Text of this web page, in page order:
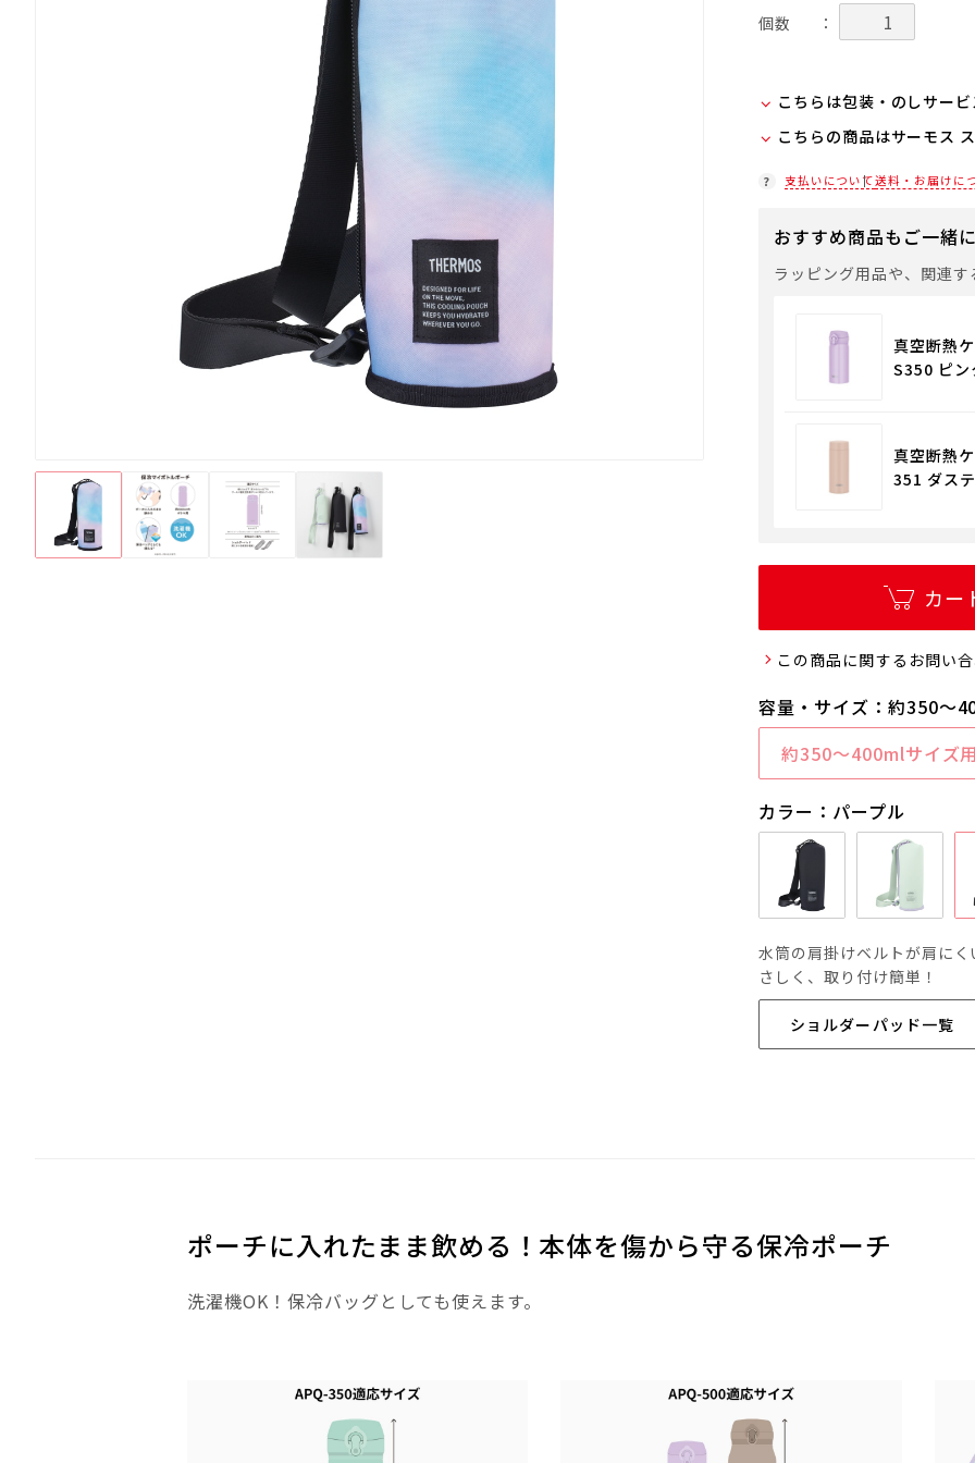
個数 ：
こちらは包装・のしサー
当商品は弊社でのお包み
お客様ご自身で包装する
セルフラッピング用のギ
通常商品用ギフト用品
パーソナライズサービ
こちらの商品はサーモス
在庫状況につきましては
支払いについて送料・お届けに
おすすめ商品もご一緒
ラッピング用品や、関連
真空断熱
S350 ピン
真空断熱
351 ダス
カー
この商品に関するお問い
容量・サイズ：約350～
約350～400mlサイズ
カラー：パープル
水筒の肩掛けベルトが肩に
さしく、取り付け簡単！
ショルダーパッド一覧
ポーチに入れたまま飲める！本体を傷から守る保冷ポーチ
洗濯機OK！保冷バッグとしても使えます。